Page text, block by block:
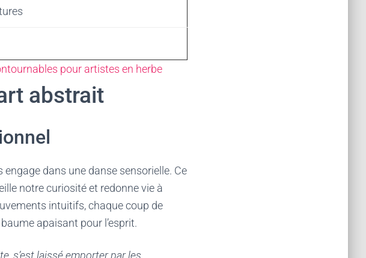
pour artistes en herbe
abstrait
engage dans une danse sensorielle. Ce
notre curiosité et redonne vie à
intuitifs, chaque coup de
apaisant pour l’esprit.
s’est laissé emporter par les